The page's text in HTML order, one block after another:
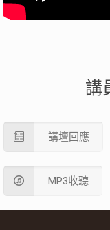
講
講壇回應
MP3收聽